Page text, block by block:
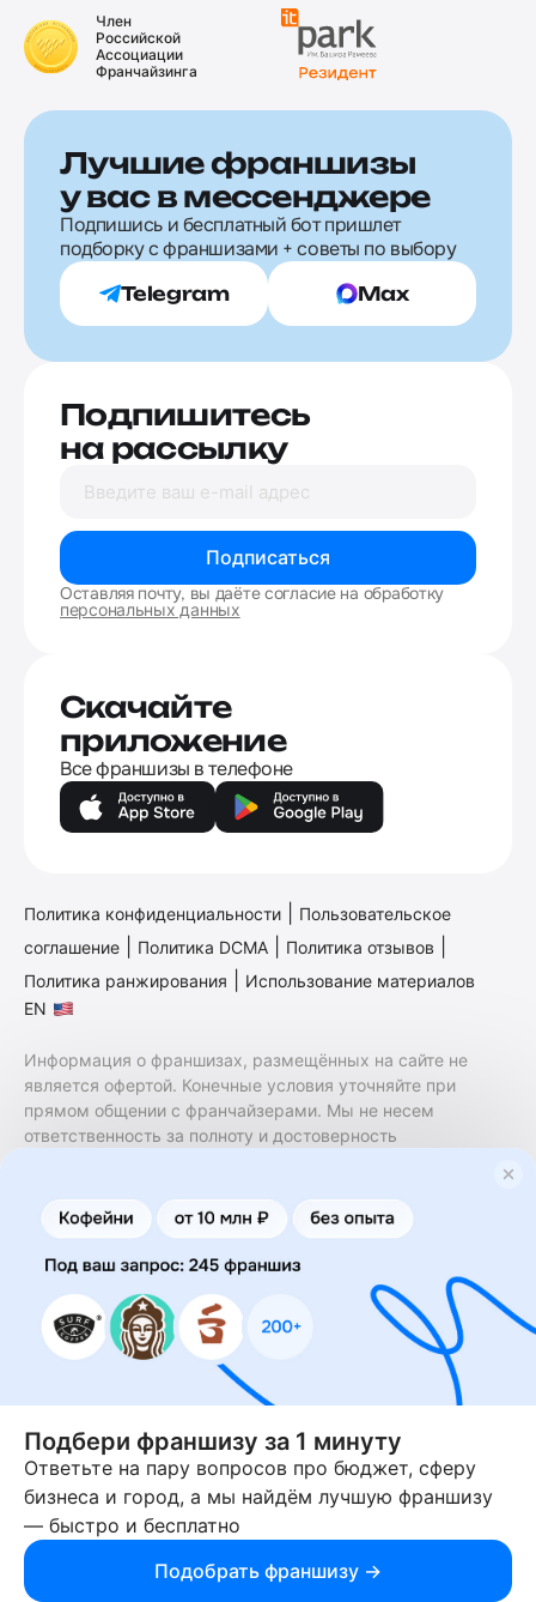
Член
Российской
Ассоциации
Франчайзинга
Лучшие франшизы
у вас в мессенджере
Подпишись и бесплатный бот пришлет
подборку с франшизами + советы по выбору
Telegram Max
Подпишитесь
на рассылку
Подписаться
Оставляя почту, вы даёте согласие на обработку
персональных данных
Скачайте
приложение
Все франшизы в телефоне
Политика конфиденциальности
Пользовательское
соглашение
Политика DCMA Политика отзывов
Политика ранжирования
Использование материалов
EN
Информация о франшизах, размещённых на сайте не
является офертой. Конечные условия уточняйте при
прямом общении с франчайзерами. Мы не несем
ответственность за полноту и достоверность
финансовые услуги. Заключение договоров
коммерческой концессии (франчайзинга) осуществляется
правообладателями/их представителями. Бизнесменс.ру
не является посредником или представителем
правообладателя и не несет ответственность за условия
предоставления франшизы и действия лиц,
осуществленные на основании информации, имеющейся
на сайте или полученной через него. За достоверность
предоставленной информации несет ответственность
правообладатель.
© 2013-2026 Бизнесменс.ру. ИП Богомолов Ю. А. ИНН
166109472099 ОГРН 1315169000030181.
При использовании материалов гиперссылка на businessmens.ru
обязательна. 12+
Подбери франшизу за 1 минуту
Ответьте на пару вопросов про бюджет, сферу
бизнеса и город, а мы найдём лучшую франшизу
— быстро и бесплатно
Подобрать франшизу →